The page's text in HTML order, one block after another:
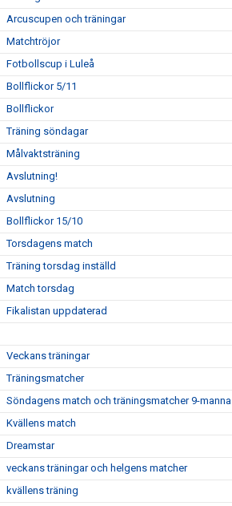
Arcuscupen och träningar
Matchtröjor
Fotbollscup i Luleå
Bollflickor 5/11
Bollflickor
Träning söndagar
Målvaktsträning
Avslutning!
Avslutning
Bollflickor 15/10
Torsdagens match
Träning torsdag inställd
Match torsdag
Fikalistan uppdaterad
Veckans träningar
Träningsmatcher
Söndagens match och träningsmatcher 9-manna
Kvällens match
Dreamstar
veckans träningar och helgens matcher
kvällens träning